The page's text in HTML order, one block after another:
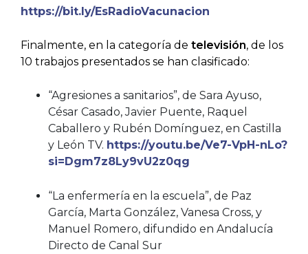
https://bit.ly/EsRadioVacunacion
Finalmente, en la categoría de televisión, de los
10 trabajos presentados se han clasificado:
“Agresiones a sanitarios”, de Sara Ayuso,
César Casado, Javier Puente, Raquel
Caballero y Rubén Domínguez, en Castilla
y León TV. https://youtu.be/Ve7-VpH-nLo?
si=Dgm7z8Ly9vU2z0qg
“La enfermería en la escuela”, de Paz
García, Marta González, Vanesa Cross, y
Manuel Romero, difundido en Andalucía
Directo de Canal Sur